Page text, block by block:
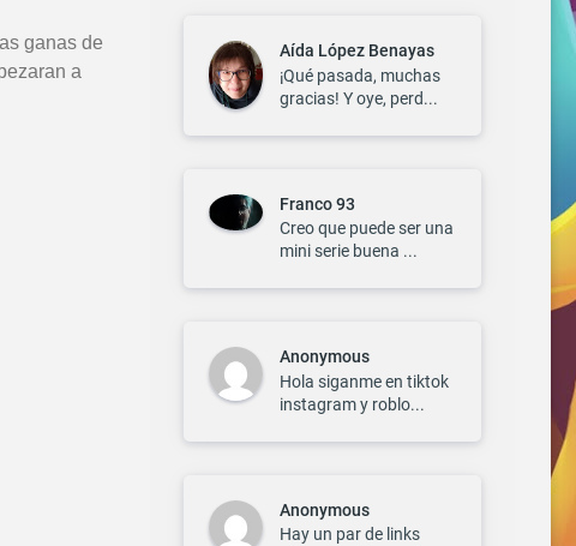
ganas de
a
Aída López Benayas
¡Qué pasada, muchas
gracias! Y oye, perd...
Franco 93
Creo que puede ser una
mini serie buena ...
Anonymous
Hola siganme en tiktok
instagram y roblo...
Anonymous
Hay un par de links